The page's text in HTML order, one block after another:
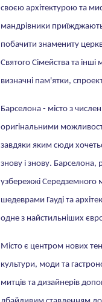
своєю архітектурою та
мандрівники
побачити знамениту
Святого Сімейства та інші
визначні пам'ятки,
Барселона - місто з
оригінальними
завдяки яким сюди
знову і знову. Барселона,
узбережжі Середземного
шедеврами Гауді та
одне з найстильніших
Місто є центром нових
культури, моди та
митців та дизайнерів